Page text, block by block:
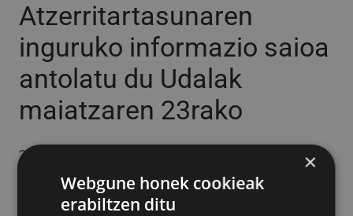
Atzerritartasunaren
inguruko informazio saioa
antolatu du Udalak
maiatzaren 23rako
2022/05/18 ×
Webgune honek cookieak
erabiltzen ditu